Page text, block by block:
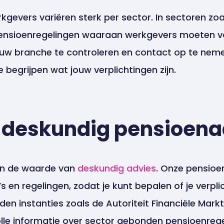
variëren sterk per sector. In sectoren
waaraan werkgevers moeten
branche te controleren en contact op te
wat jouw verplichtingen zijn.
de waarde van deskundig advies. Onze
en regelingen, zodat je kunt bepalen of je
instanties zoals de Autoriteit Financiële
informatie over sector gebonden